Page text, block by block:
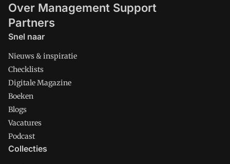
Over Management Support
Partners
Snel naar
Nieuws & inspiratie
Checklists
Digitale Magazine
Boeken
Blogs
Vacatures
Podcast
Collecties